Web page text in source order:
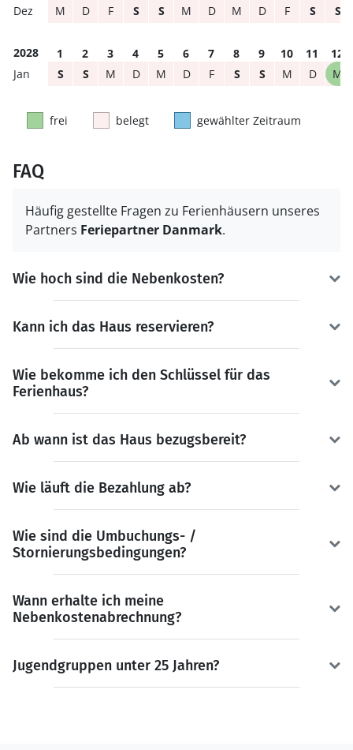
M D F S S M D M D F S S
2028 1 2 3 4 5 6 7 8 9 10 11
12
S
S M D M D F S S M D M
frei belegt gewählter Zeitraum
FAQ
Häufig gestellte Fragen zu Ferienhäusern unseres
Partners Feriepartner Danmark.
Wie hoch sind die Nebenkosten?
Kann ich das Haus reservieren?
Wie bekomme ich den Schlüssel für das
Ferienhaus?
Ab wann ist das Haus bezugsbereit?
Wie läuft die Bezahlung ab?
Wie sind die Umbuchungs- /
Stornierungsbedingungen?
Wann erhalte ich meine
Nebenkostenabrechnung?
Jugendgruppen unter 25 Jahren?